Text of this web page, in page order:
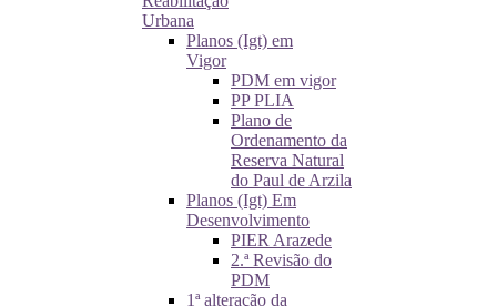
Urbana
Planos (Igt) em
Vigor
PDM em vigor
PP PLIA
Plano de
Ordenamento da
Reserva Natural
do Paul de Arzila
Planos (Igt) Em
Desenvolvimento
PIER Arazede
2.ª Revisão do
PDM
1ª alteração da